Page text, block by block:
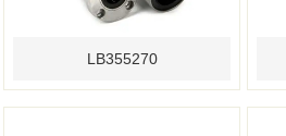
LB355270